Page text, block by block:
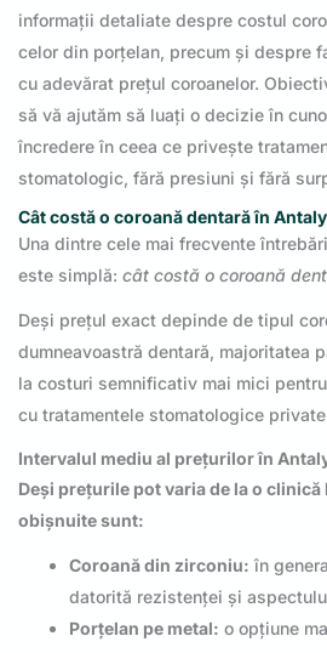
informații detaliate despre costul
celor din porțelan, precum și despre
cu adevărat prețul coroanelor.
să vă ajutăm să luați o decizie în
încredere în ceea ce privește
stomatologic, fără presiuni și fără
Cât costă o coroană dentară în
Una dintre cele mai frecvente
este simplă: cât costă o coroană
Deși prețul exact depinde de tipul
dumneavoastră dentară, majoritatea
la costuri semnificativ mai mici
cu tratamentele stomatologice
Intervalul mediu al prețurilor în
Deși prețurile pot varia de la o
obișnuite sunt:
Coroană din zirconiu: în
datorită rezistenței și
Porțelan pe metal: o opțiune